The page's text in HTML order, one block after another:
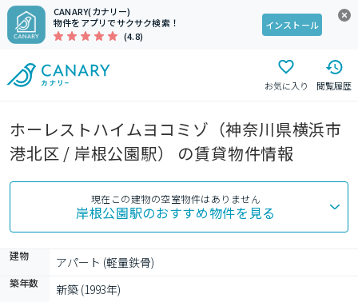
CANARY(カナリー)
物件をアプリでサクサク検索！
(4.8)
インストール
お気に入り 閲覧履歴
ホーレストハイムヨコミゾ（神奈川県横浜市
港北区 / 岸根公園駅） の賃貸物件情報
現在この建物の空室物件はありません
岸根公園駅のおすすめ物件を見る
建物 アパート (軽量鉄骨)
築年数 新築 (1993年)